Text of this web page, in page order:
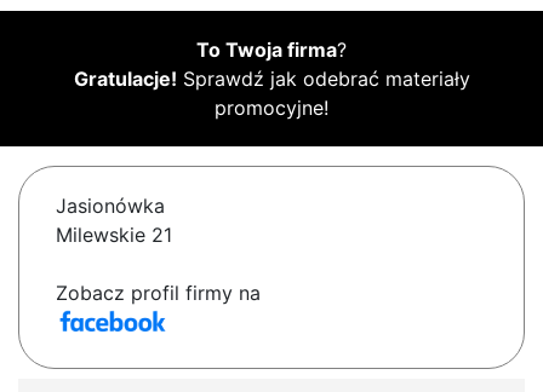
To Twoja firma?
Gratulacje! Sprawdź jak odebrać materiały
promocyjne!
Jasionówka
Milewskie 21
Zobacz profil firmy na